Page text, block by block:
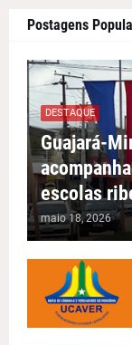
Postagens
DESTAQUE
Guajará-
escolas
maio 18, 2026